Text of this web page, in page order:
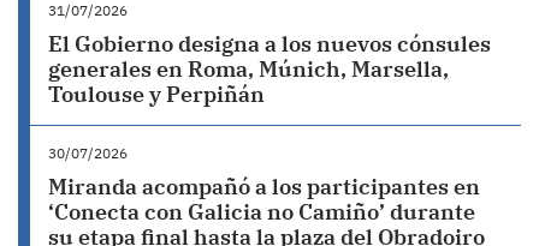
31/07/2026
El Gobierno designa a los nuevos cónsules
generales en Roma, Múnich, Marsella,
Toulouse y Perpiñán
30/07/2026
Miranda acompañó a los participantes en
‘Conecta con Galicia no Camiño’ durante
su etapa final hasta la plaza del Obradoiro